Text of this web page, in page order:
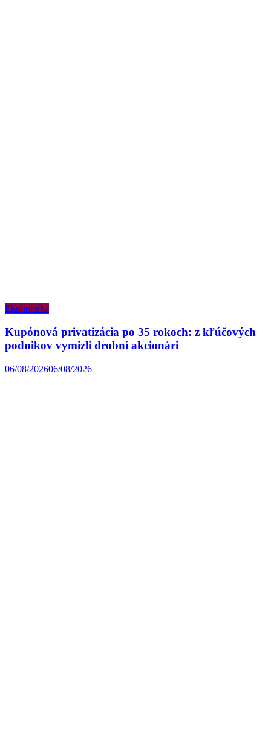
Ekonomika
Kupónová privatizácia po 35 rokoch: z kľúčových
podnikov vymizli drobní akcionári
06/08/202606/08/2026